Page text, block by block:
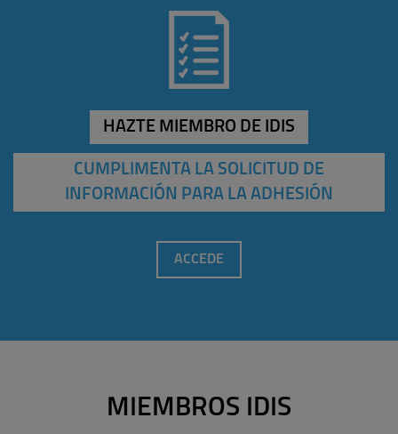
HAZTE MIEMBRO DE IDIS
CUMPLIMENTA LA SOLICITUD DE
INFORMACIÓN PARA LA ADHESIÓN
ACCEDE
MIEMBROS IDIS